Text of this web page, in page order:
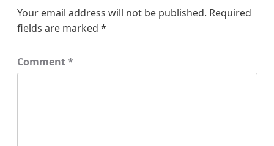
Your email address will not be published. Required
fields are marked *
Comment*